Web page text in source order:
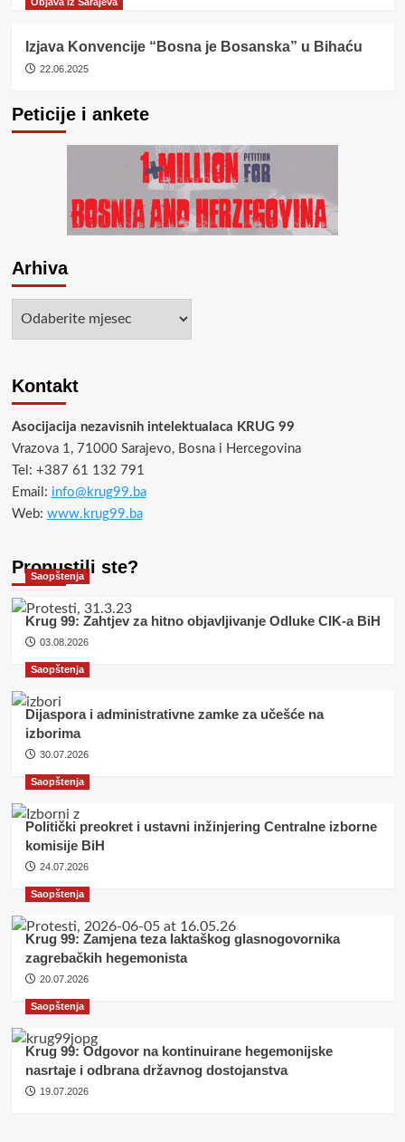
Izjava Konvencije “Bosna je Bosanska” u Bihaću
22.06.2025
Peticije i ankete
Arhiva
Kontakt
Asocijacija nezavisnih intelektualaca KRUG 99
Vrazova 1, 71000 Sarajevo, Bosna i Hercegovina
Tel: +387 61 132 791
Email: info@krug99.ba
Web: www.krug99.ba
Propustili ste?
Saopštenja
Krug 99: Zahtjev za hitno objavljivanje Odluke CIK-a BiH
03.08.2026
Saopštenja
Dijaspora i administrativne zamke za učešće na
izborima
30.07.2026
Saopštenja
Politički preokret i ustavni inžinjering Centralne izborne
komisije BiH
24.07.2026
Saopštenja
Krug 99: Zamjena teza laktaškog glasnogovornika
zagrebačkih hegemonista
20.07.2026
Saopštenja
Krug 99: Odgovor na kontinuirane hegemonijske
nasrtaje i odbrana državnog dostojanstva
19.07.2026